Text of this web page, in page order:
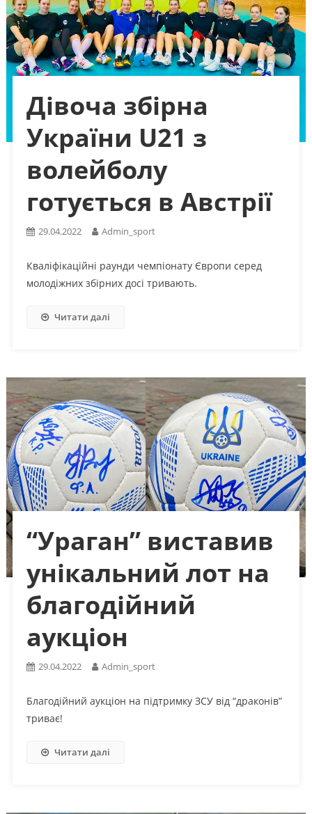
Дівоча збірна
України U21 з
волейболу
готується в Австрії
29.04.2022 Admin_sport
Кваліфікаційні раунди чемпіонату Європи серед
молодіжних збірних досі тривають.
Читати далі
“Ураган” виставив
унікальний лот на
благодійний
аукціон
29.04.2022 Admin_sport
Благодійний аукціон на підтримку ЗСУ від “драконів”
триває!
Читати далі